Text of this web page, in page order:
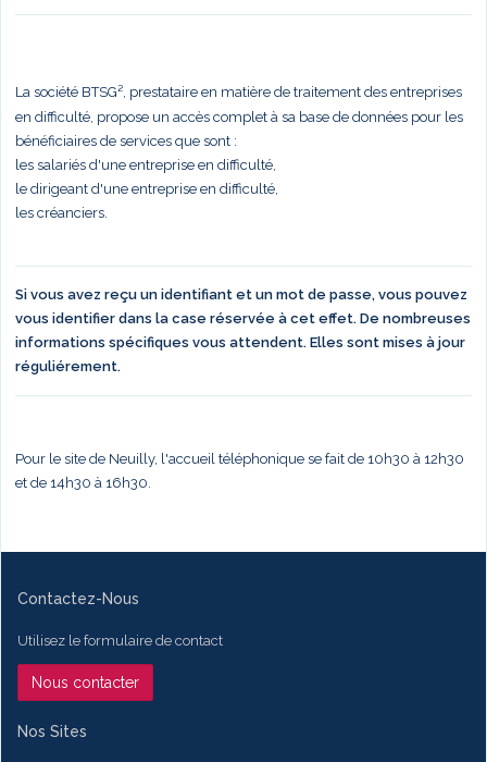
La société BTSG², prestataire en matière de traitement des entreprises
en difficulté, propose un accès complet à sa base de données pour les
bénéficiaires de services que sont :
les salariés d'une entreprise en difficulté,
le dirigeant d'une entreprise en difficulté,
les créanciers.
Si vous avez reçu un identifiant et un mot de passe, vous pouvez
vous identifier dans la case réservée à cet effet. De nombreuses
informations spécifiques vous attendent. Elles sont mises à jour
réguliérement.
Pour le site de Neuilly, l'accueil téléphonique se fait de 10h30 à 12h30
et de 14h30 à 16h30.
Contactez-Nous
Utilisez le formulaire de contact
Nous contacter
Nos Sites